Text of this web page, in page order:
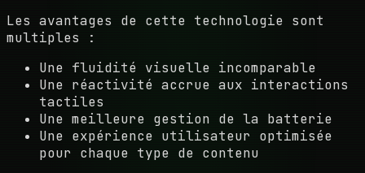
Les avantages de cette technologie sont
multiples :
Une fluidité visuelle incomparable
Une réactivité accrue aux interactions
tactiles
Une meilleure gestion de la batterie
Une expérience utilisateur optimisée
pour chaque type de contenu